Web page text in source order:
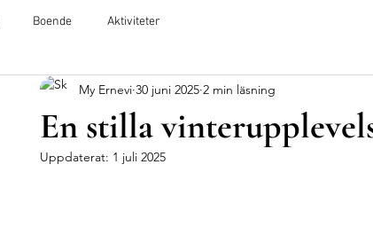
Boende Aktiviteter
En stilla
My Ernevi 30 juni 2025 2 min läsning
Uppdaterat: 1 juli 2025